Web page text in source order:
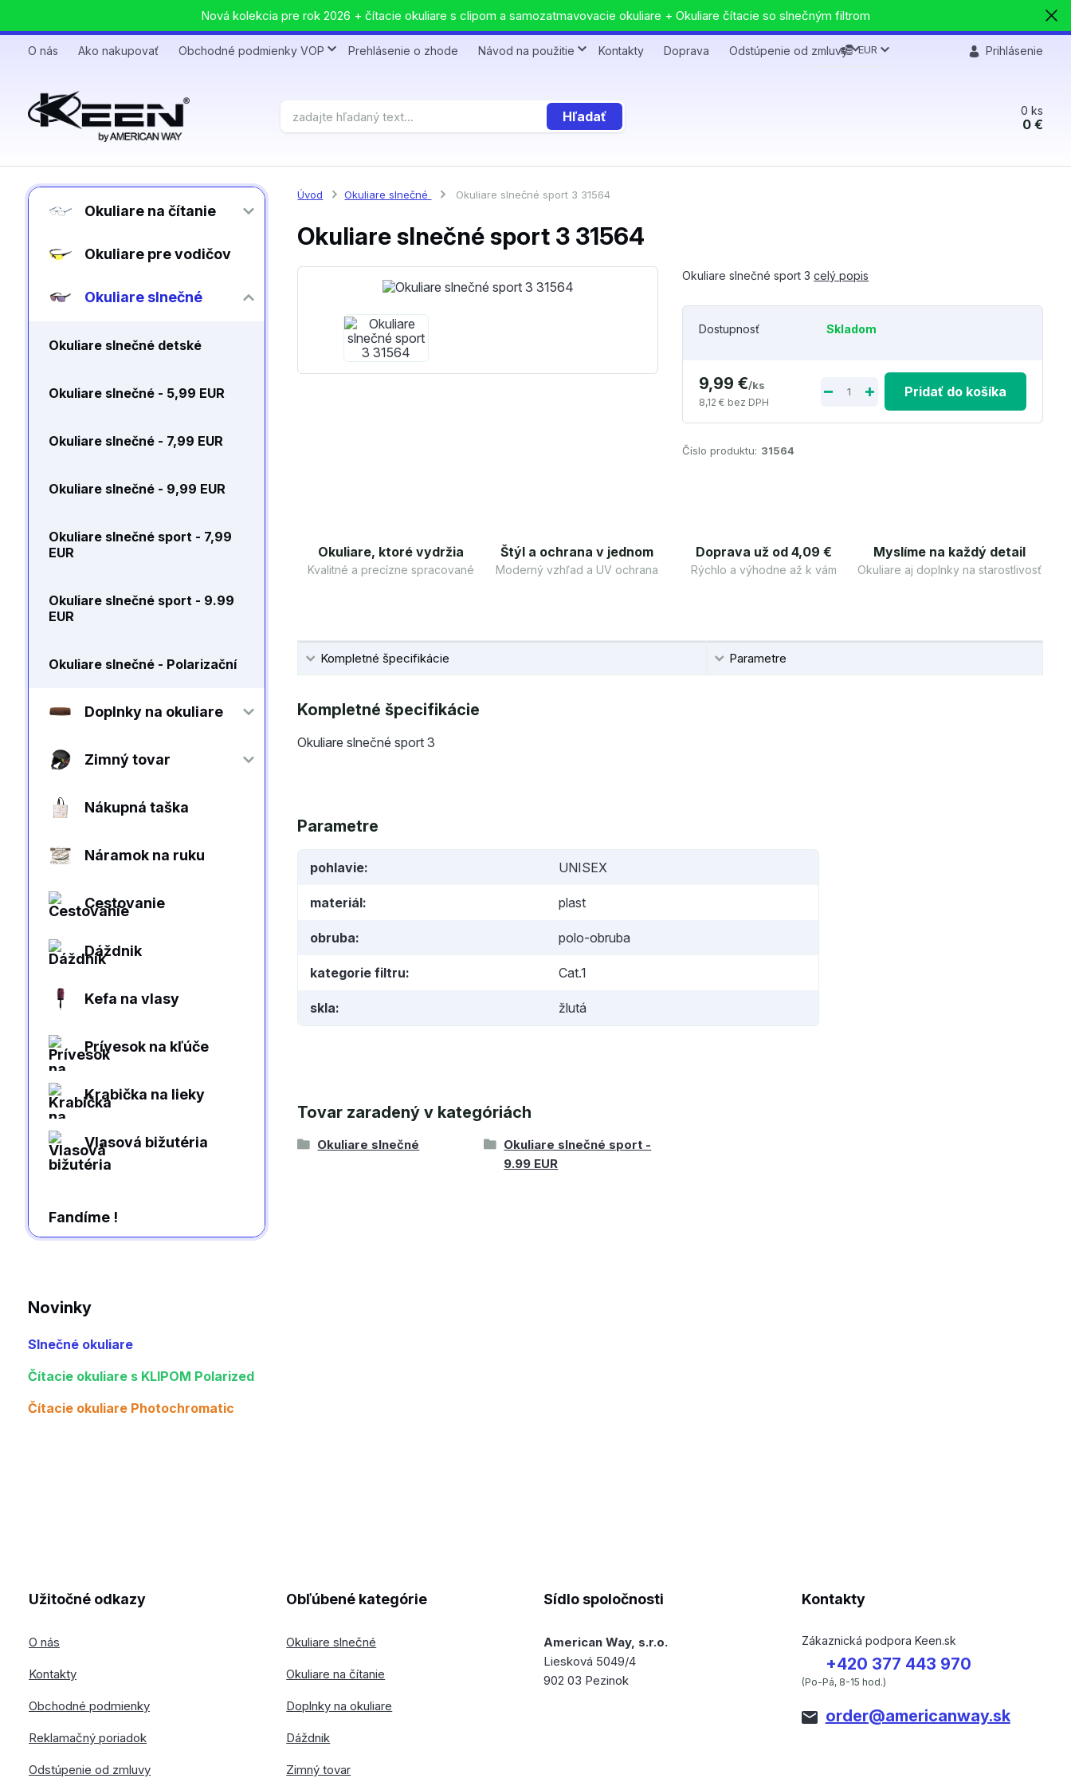
Nová kolekcia pre rok 2026 + čítacie okuliare s clipom a samozatmavovacie okuliare + Okuliare čítacie so slnečným filtrom
O nás Ako nakupovať Obchodné podmienky VOP Prehlásenie o zhode Návod na použitie Kontakty Doprava Odstúpenie od zmluvy EUR Prihlásenie
Hľadať 0 ks
0 €
Okuliare na čítanie
Okuliare pre vodičov
Okuliare slnečné
Okuliare slnečné detské
Okuliare slnečné - 5,99 EUR
Okuliare slnečné - 7,99 EUR
Okuliare slnečné - 9,99 EUR
Okuliare slnečné sport - 7,99
EUR
Okuliare slnečné sport - 9.99
EUR
Okuliare slnečné - Polarizační
Doplnky na okuliare
Zimný tovar
Nákupná taška
Náramok na ruku
Cestovanie
Dáždnik
Kefa na vlasy
Prívesok na kľúče
Krabička na lieky
Vlasová bižutéria
Fandíme !
Novinky
Slnečné okuliare
Čítacie okuliare s KLIPOM Polarized
Čítacie okuliare Photochromatic
Úvod Okuliare slnečné Okuliare slnečné sport 3 31564
Okuliare slnečné sport 3 31564
Okuliare slnečné sport 3celý popis
Dostupnosť Skladom
9,99 €/ks
8,12 € bez DPH
Pridať do košíka
Číslo produktu: 31564
Okuliare, ktoré vydržia
Kvalitné a precízne spracované
Štýl a ochrana v jednom
Moderný vzhľad a UV ochrana
Doprava už od 4,09 €
Rýchlo a výhodne až k vám
Myslíme na každý detail
Okuliare aj doplnky na starostlivosť
Kompletné špecifikácie Parametre
Kompletné špecifikácie
Okuliare slnečné sport 3
Parametre
pohlavie UNISEX
materiál plast
obruba polo-obruba
kategorie filtru Cat.1
skla žlutá
Tovar zaradený v kategóriách
Okuliare slnečné
Okuliare slnečné sport -
9.99 EUR
Užitočné odkazy
O nás
Kontakty
Obchodné podmienky
Reklamačný poriadok
Odstúpenie od zmluvy
Obľúbené kategórie
Okuliare slnečné
Okuliare na čítanie
Doplnky na okuliare
Dáždnik
Zimný tovar
Sídlo spoločnosti
American Way, s.r.o.
Liesková 5049/4
902 03 Pezinok
Kontakty
Zákaznická podpora Keen.sk
+420 377 443 970
(Po-Pá, 8-15 hod.)
order@americanway.sk